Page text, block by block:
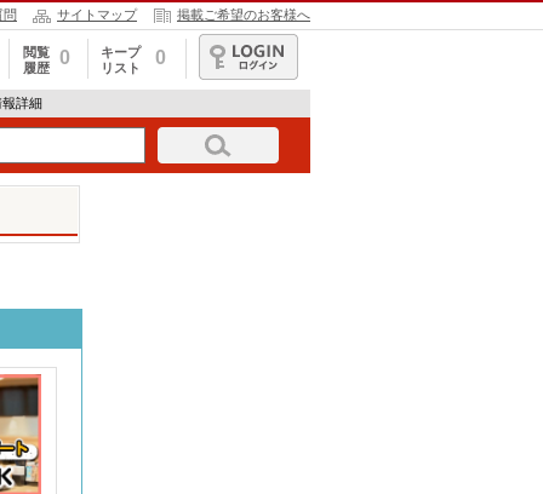
問 サイトマップ 掲載ご希望のお客様へ
閲覧
履歴
0
キープ
リスト
0
ログイン
詳細